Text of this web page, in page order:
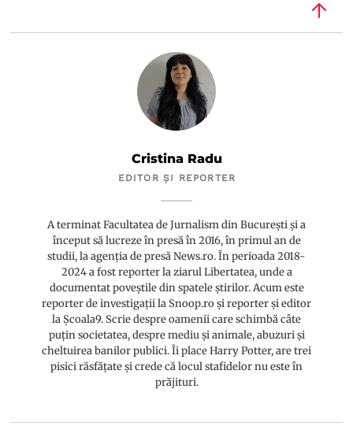
Cristina Radu
EDITOR ȘI REPORTER
A terminat Facultatea de Jurnalism din București și a
început să lucreze în presă în 2016, în primul an de
studii, la agenția de presă News.ro. În perioada 2018-
2024 a fost reporter la ziarul Libertatea, unde a
documentat poveștile din spatele știrilor. Acum este
reporter de investigații la Snoop.ro și reporter și editor
la Școala9. Scrie despre oamenii care schimbă câte
puțin societatea, despre mediu și animale, abuzuri și
cheltuirea banilor publici. Îi place Harry Potter, are trei
pisici răsfățate și crede că locul stafidelor nu este în
prăjituri.